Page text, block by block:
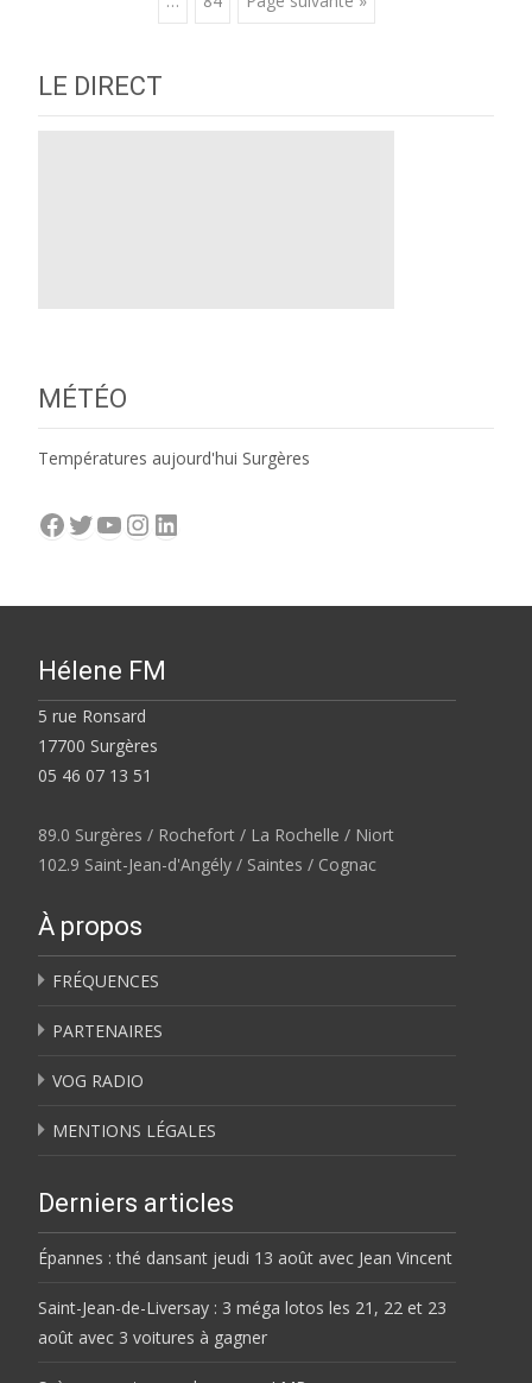
navigation
LE DIRECT
MÉTÉO
Températures aujourd'hui Surgères
Facebook
Twitter
YouTube
Instagram
LinkedIn
Hélene FM
5 rue Ronsard
17700 Surgères
05 46 07 13 51
89.0 Surgères / Rochefort / La Rochelle / Niort
102.9 Saint-Jean-d'Angély / Saintes / Cognac
À propos
FRÉQUENCES
PARTENAIRES
VOG RADIO
MENTIONS LÉGALES
Derniers articles
Épannes : thé dansant jeudi 13 août avec Jean Vincent
Saint-Jean-de-Liversay : 3 méga lotos les 21, 22 et 23
août avec 3 voitures à gagner